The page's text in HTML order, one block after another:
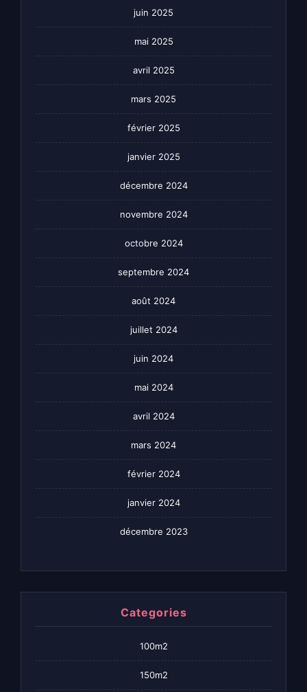
juin 2025
mai 2025
avril 2025
mars 2025
février 2025
janvier 2025
décembre 2024
novembre 2024
octobre 2024
septembre 2024
août 2024
juillet 2024
juin 2024
mai 2024
avril 2024
mars 2024
février 2024
janvier 2024
décembre 2023
Categories
100m2
150m2